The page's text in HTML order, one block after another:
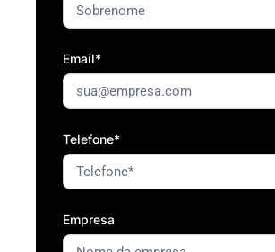
Email*
Telefone*
Empresa